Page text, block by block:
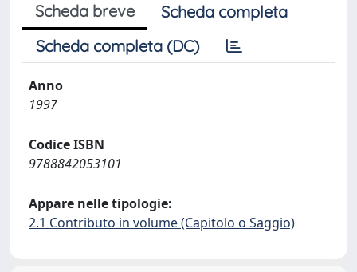
Scheda breve
Scheda completa
Scheda completa (DC)
Anno
1997
Codice ISBN
9788842053101
Appare nelle tipologie:
2.1 Contributo in volume (Capitolo o Saggio)